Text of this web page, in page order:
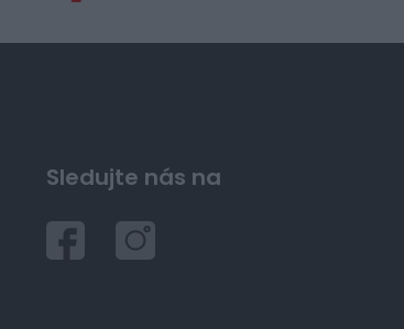
Sledujte nás na